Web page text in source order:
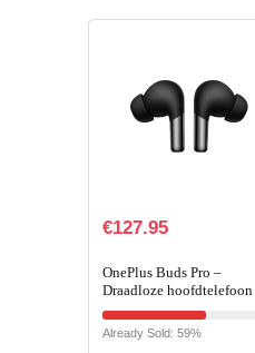
€127.95
OnePlus Buds Pro –
Draadloze hoofdtelefoon
met tot 38 uur batterijduur
en Smart Adaptive Noise
Cancellation – Mat Zwart
Already Sold: 59%